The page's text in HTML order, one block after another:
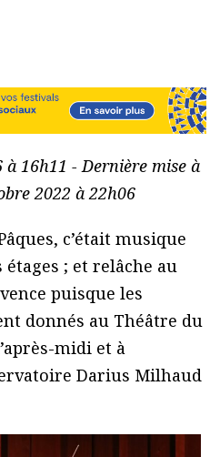
16h11 - Dernière mise à
2022 à 22h06
c’était musique
; et relâche au
puisque les
donnés au Théâtre du
midi et à
Darius Milhaud